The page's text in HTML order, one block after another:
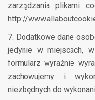
zarządzania plikami
http://
7. Dodatkowe dane
jedynie w miejscach,
formularz wyraźnie
zachowujemy i
niezbędnych do